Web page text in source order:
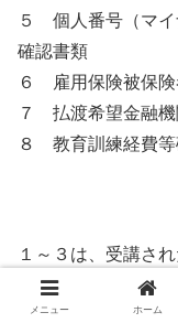
５ 個人番号（マイ
確認書類
６ 雇用保険被保険
７ 払渡希望金融機
８ 教育訓練経費等
１～３は、受講さ
メニュー ホーム